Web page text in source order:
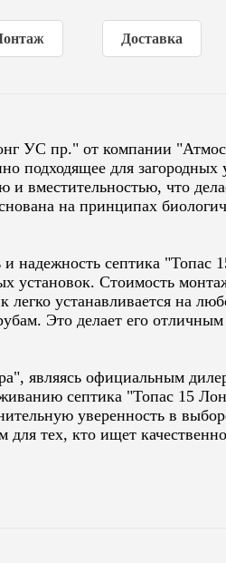
Доставка
УС пр." от компании
подходящее для
и вместительностью, что
на принципах
и надежность септика
установок. Стоимость
легко устанавливается на
Это делает его
являясь официальным
септика "Топас 15
уверенность в
тех, кто ищет